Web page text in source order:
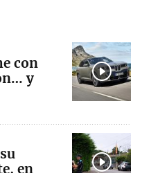
con
y
en